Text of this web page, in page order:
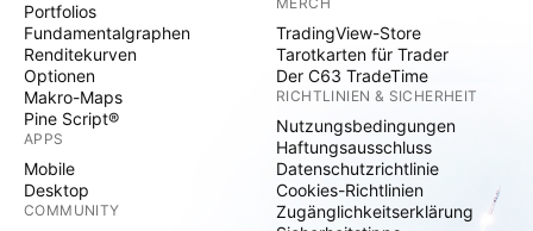
Portfolios
Fundamentalgraphen
Renditekurven
Optionen
Makro-Maps
Pine Script®
APPS
Mobile
Desktop
COMMUNITY
TradingView-Store
Tarotkarten für Trader
Der C63 TradeTime
RICHTLINIEN & SICHERHEIT
Nutzungsbedingungen
Haftungsausschluss
Datenschutzrichtlinie
Cookies-Richtlinien
Zugänglichkeitserklärung